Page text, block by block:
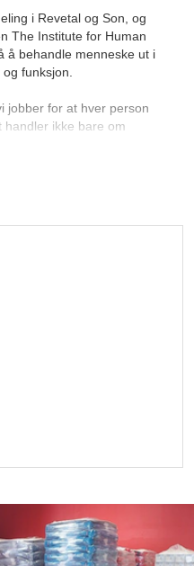
i Revetal og Son, og
The Institute for Human
å behandle menneske ut i
funksjon.
jobber for at hver person
handler ikke bare om
å hjelpe flere til et
sykefraværet og få høyere
B. Dibley møttes i
i diverse
Cathrine og Michael
tilbake til Norge og
startet i 2009 i